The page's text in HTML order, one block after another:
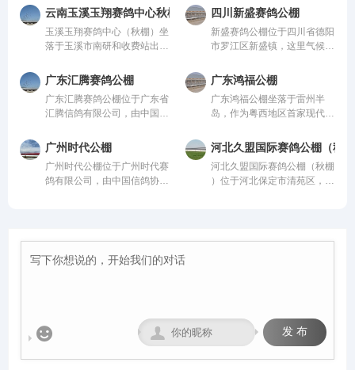
管。该公棚以国际、国内先
进、科学合理的设计方案进行
建设，采用一体化钢架结构，
公棚长200米，宽28米，高15
从配件设施到饲养团队，均达
到业内领先水平，为广大鸽友
创造一个心神向往的赛鸽净
地。
际、国内先进、科学合理的设
计方案进行建设，采用一体化
钢架结构，公棚长200米，宽
28米，高15米，可容纳
到饲养团队，均达到业内领先
水平，为广大鸽友创造一个心
神向往的赛鸽净地。
云南玉溪玉翔赛鸽中心秋棚
玉溪玉翔赛鸽中心（秋棚）坐
落于玉溪市南研和收费站出口
内，总占地面积36000平方，
鸽棚总长168米，高19.8米，
宽26米；晒棚宽6米，赛鸽用
餐区宽8米，赛鸽休息区39
纳赛鸽24000羽，园区规模位
列云南省前列。
四川新盛赛鸽公棚
新盛赛鸽公棚位于四川省德阳
市罗江区新盛镇，这里气候温
赛环境，是专为广大鸽友打造
的专业赛鸽竞技平台。公棚总
占地面积70余亩，主棚长218
米、宽28米，可容纳赛鸽2.5
喂食区和赛飞活动区等。
广东汇腾赛鸽公棚
广东汇腾赛鸽公棚位于广东省
汇腾信鸽有限公司，由中国信
国内先进、科学合理的设计方
案进行建设，采用一体化钢架
结构，公棚长200米，宽28
米，高15米，可容纳20000多
赛鸽净地。
广东鸿福公棚
广东鸿福公棚坐落于雷州半
岛，作为粤西地区首家现代化
公正、透明、卓越”的理念，
志在打造华南地区标杆公棚。
公棚硬件设施卓著：占地50
亩，鸽舍主体长137米、宽40
125米，高12米）；地网高达
广州时代公棚
广州时代公棚位于广州时代赛
鸽有限公司，由中国信鸽协会
从配件设施到饲养团队，均达
河北久盟国际赛鸽公棚（秋
河北久盟国际赛鸽公棚（秋棚​​​​​​​
）位于河北保定市清苑区，由
 发 布
